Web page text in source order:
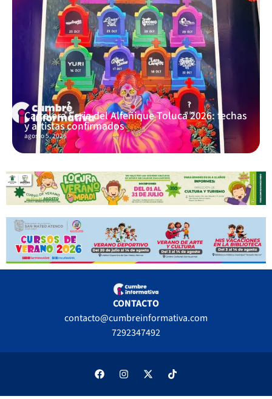
Cartelera Feria del Alfeñique Toluca 2026: fechas
y artistas confirmados
agosto 5, 2026
CONTACTO
contacto@cumbreinformativa.com
7292347492